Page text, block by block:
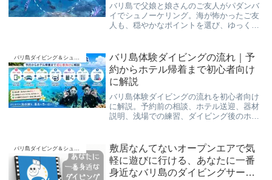
バリ島で父娘と娘さんのご友人がパダンバ
イでシュノーケリング。海が怖かったご友
人も、穏やかなポイントを選び、ゆっくり
げ村のスローダイブ体験記です。
バリ島ダイビング＆シュノーケリング
バリ島体験ダイビングの流れ｜予
約からホテル帰着まで初心者向け
に解説
バリ島体験ダイビングの流れを初心者向け
に解説。予約前の相談、ホテル送迎、器材
説明、浅場での練習、ダイビング後のホテ
敷居なんてないオープンエアで気
軽に遊びに行ける、あなたに一番
身近なバリ島のダイビングサービ